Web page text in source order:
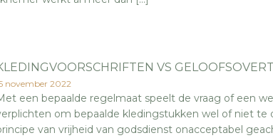
VS
november 2022
een bepaalde regelmaat speelt de vraag of een
om bepaalde kledingstukken wel of niet te
van vrijheid van godsdienst onacceptabel